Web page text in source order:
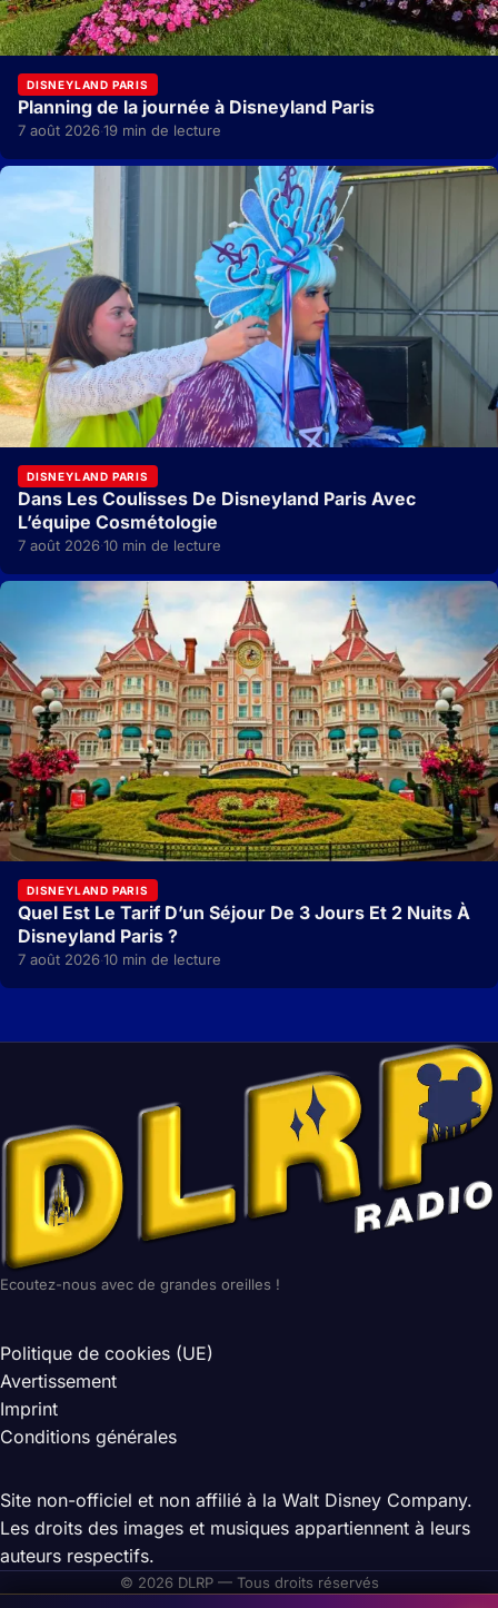
DISNEYLAND PARIS
Planning de la journée à Disneyland Paris
7 août 2026·19 min de lecture
DISNEYLAND PARIS
Dans Les Coulisses De Disneyland Paris Avec
L’équipe Cosmétologie
7 août 2026·10 min de lecture
DISNEYLAND PARIS
Quel Est Le Tarif D’un Séjour De 3 Jours Et 2 Nuits À
Disneyland Paris ?
7 août 2026·10 min de lecture
Ecoutez-nous avec de grandes oreilles !
Politique de cookies (UE)
Avertissement
Imprint
Conditions générales
Site non-officiel et non affilié à la Walt Disney Company.
Les droits des images et musiques appartiennent à leurs
auteurs respectifs.
© 2026 DLRP — Tous droits réservés